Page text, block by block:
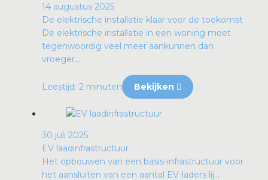
14 augustus 2025
De elektrische installatie klaar voor de toekomst
De elektrische installatie in een woning moet
tegenwoordig veel meer aankunnen dan
vroeger...
Leestijd: 2 minuten Bekijken
30 juli 2025
EV laadinfrastructuur
Het opbouwen van een basis-infrastructuur voor
het aansluiten van een aantal EV-laders lij...